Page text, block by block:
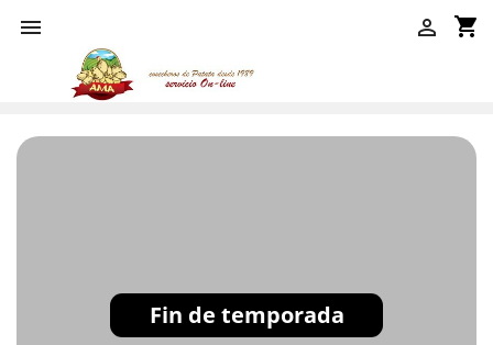
 shopping_cart

Fin de temporada